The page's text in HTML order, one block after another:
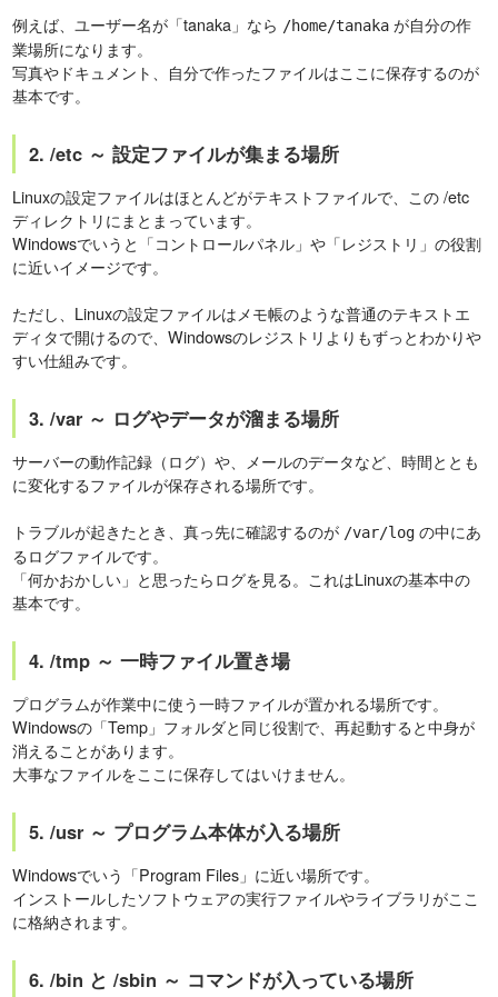
例えば、ユーザー名が「tanaka」なら /home/tanaka が自分の作
業場所になります。
写真やドキュメント、自分で作ったファイルはここに保存するのが
基本です。
2. /etc ～ 設定ファイルが集まる場所
Linuxの設定ファイルはほとんどがテキストファイルで、この /etc
ディレクトリにまとまっています。
Windowsでいうと「コントロールパネル」や「レジストリ」の役割
に近いイメージです。
ただし、Linuxの設定ファイルはメモ帳のような普通のテキストエ
ディタで開けるので、Windowsのレジストリよりもずっとわかりや
すい仕組みです。
3. /var ～ ログやデータが溜まる場所
サーバーの動作記録（ログ）や、メールのデータなど、時間ととも
に変化するファイルが保存される場所です。
トラブルが起きたとき、真っ先に確認するのが /var/log の中にあ
るログファイルです。
「何かおかしい」と思ったらログを見る。これはLinuxの基本中の
基本です。
4. /tmp ～ 一時ファイル置き場
プログラムが作業中に使う一時ファイルが置かれる場所です。
Windowsの「Temp」フォルダと同じ役割で、再起動すると中身が
消えることがあります。
大事なファイルをここに保存してはいけません。
5. /usr ～ プログラム本体が入る場所
Windowsでいう「Program Files」に近い場所です。
インストールしたソフトウェアの実行ファイルやライブラリがここ
に格納されます。
6. /bin と /sbin ～ コマンドが入っている場所